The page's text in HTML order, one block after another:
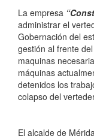
La empresa
administrar el
Gobernación del
gestión al frente
maquinas
máquinas
detenidos los
colapso del
El alcalde de